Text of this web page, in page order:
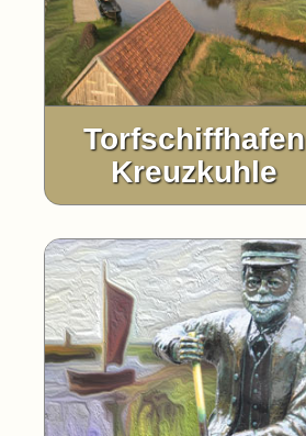
Torfschiffhafen
Kreuzkuhle